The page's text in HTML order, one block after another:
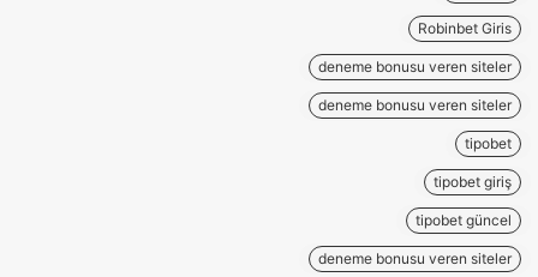
Robinbet Giris
deneme bonusu veren siteler
deneme bonusu veren siteler
tipobet
tipobet giriş
tipobet güncel
deneme bonusu veren siteler